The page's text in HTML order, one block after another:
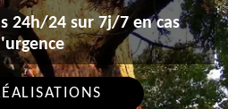
24h/24 sur 7j/7 en cas